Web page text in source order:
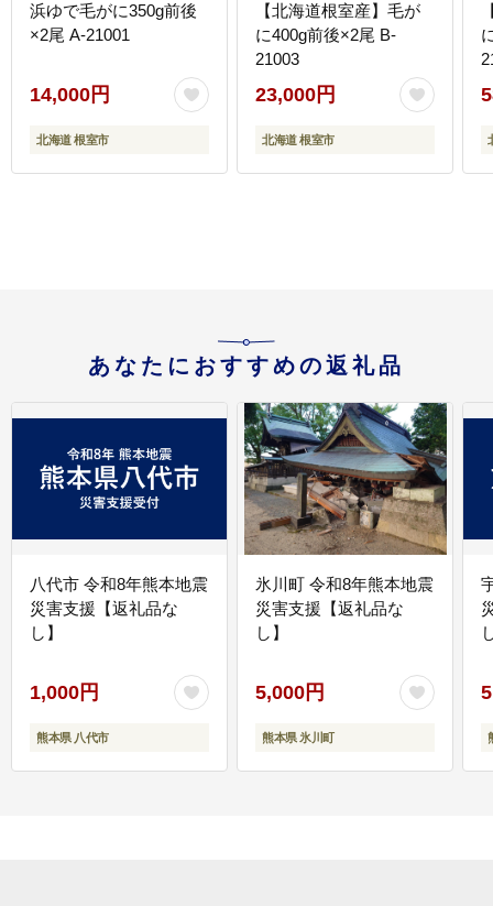
浜ゆで毛がに350g前後
×2尾 A-21001
14,000円
北海道 根室市
【北海道根室産】毛が
に400g前後×2尾 B-
21003
23,000円
北海道 根室市
あなたにおすすめの返礼品
八代市 令和8年熊本地震
災害支援【返礼品な
し】
1,000円
熊本県 八代市
氷川町 令和8年熊本地震
災害支援【返礼品な
し】
5,000円
熊本県 氷川町